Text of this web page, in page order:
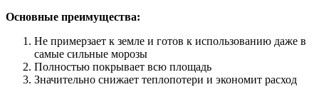
Основные преимущества:
Не примерзает к земле и готов к использованию даже в
самые сильные морозы
Полностью покрывает всю площадь
Значительно снижает теплопотери и экономит расход